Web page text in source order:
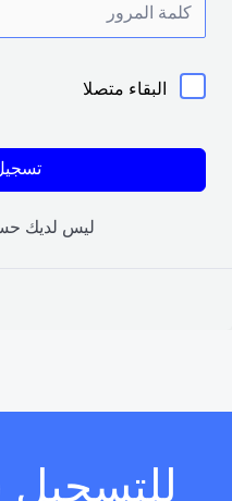
البقاء متصلا
ليس لديك